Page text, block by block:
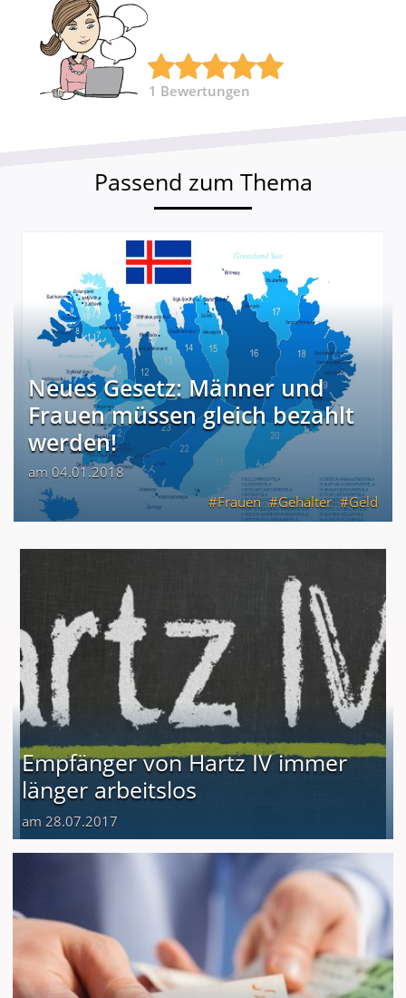
1 Bewertungen
Passend zum Thema
Neues Gesetz: Männer und
Frauen müssen gleich bezahlt
werden!
am 04.01.2018
Frauen
Gehälter Geld
Empfänger von Hartz IV immer
länger arbeitslos
am 28.07.2017